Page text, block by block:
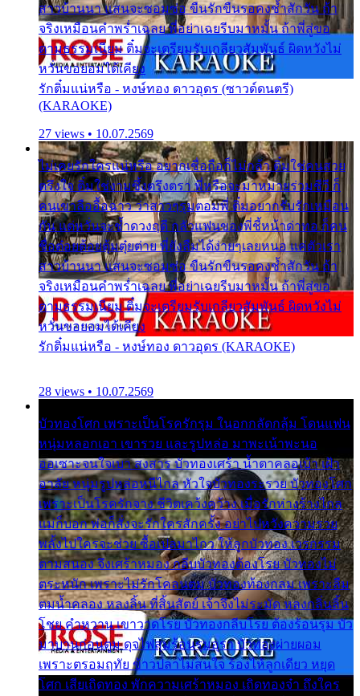
สาวบ้านนา แสนจะซอมซ่อ ขืนรักขืนรอคงช้ำสักวัน ถ้า
จริงเหมือนคำพร่ำเฉลย พี่อย่าเฉยรีบมาหมั้น ถ้าพี่สู่ขอ
ตามธรรมเนียม ติ๋มจะเตรียมรับเกลียวสัมพันธ์ ผิดหวังไม่
หวั่นขอยอมได้เคียง
รักติ๋มแน่หรือ - หงษ์ทอง ดาวอุดร (ซาวด์ดนตรี)
(KARAOKE)
27 views • 10.07.2569
ไม่เคยรักใครแน่หรือ อยากเชื่อถือก็ไม่กล้า ติ๋มใช่คนสวย
ตรึงใจ ติ๋มใช่งามซึ้งตรึงตรา พี่หรือจะมาหมายร่วมชีวี ก็
คนเขาลืออื้อฉาว ว่าสาวๆรุมตอมพี่ ติ๋มอยากรับรักเหมือน
กัน แต่หวั่นจะช้ำดวงฤดี กลัวแฟนของพี่ชี้หน้าด่าทอ ก็คน
ชื่อต๋อยต้อยตุ้มตุ๋ยต่าย พี่ยังลืมได้ง่ายๆเลยหนอ แค่ตัวเรา
สาวบ้านนา แสนจะซอมซ่อ ขืนรักขืนรอคงช้ำสักวัน ถ้า
จริงเหมือนคำพร่ำเฉลย พี่อย่าเฉยรีบมาหมั้น ถ้าพี่สู่ขอ
ตามธรรมเนียม ติ๋มจะเตรียมรับเกลียวสัมพันธ์ ผิดหวังไม่
หวั่นขอยอมได้เคียง
รักติ๋มแน่หรือ - หงษ์ทอง ดาวอุดร (KARAOKE)
28 views • 10.07.2569
บัวทองโศก เพราะเป็นโรครักรุม ในอกกลัดกลุ้ม โดนแฟน
หนุ่มหลอกเอา เขารวย และรูปหล่อ มาพะเน้าพะนอ
ออเซาะจนใจเบา สงสาร บัวทองเศร้า น้ำตาคลอเบ้า เฝ้า
อาลัย หนุ่มรูปหล่อหนีไกล หัวใจบัวทองระรวย บัวทองโศก
เพราะเป็นโรครักจาง ชีวิตเคว้งคว้าง เมื่อรักห่างร้างไกล
แม่ก็บอก พ่อก็สั่งจะรักใครสักครั้ง อย่าไปหวังความรวย
พลั้งไปใครจะช่วย ซื้อเปลมาไกว ให้ลูกบัวทอง เวรกรรม
ตามสนอง จึงเศร้าหมอง กลีบบัวทองต้องโรย บัวทองไม่
ตระหนัก เพราะไม่รักโคลนตม บัวทองท้องกลม เพราะลืม
ตมน้ำคลอง หลงลิ้น ที่สิ้นสัตย์ เจ้าจึงไม่ระมัด หลงกลิ่นลิ้น
โชย คำหวาน เขาวาดโรย บัวทองกลีบโรย ต้องร้อนรุม บัว
มาบานก่อนตูม ดุจไฟสุมร้อนรุมอุรา บัวทองผ่ายผอม
เพราะตรอมฤทัย ข้าวปลาไม่สนใจ ร้องไห้ลูกเดียว หยุด
โศก เสียเถิดทอง พักความเศร้าหมอง เถิดทองจ๋า ถึงใคร